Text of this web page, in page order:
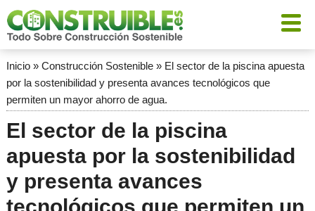
Inicio» Construcción Sostenible» El sector de la piscina apuesta
por la sostenibilidad y presenta avances tecnológicos que
permiten un mayor ahorro de agua.
El sector de la piscina
apuesta por la sostenibilidad
y presenta avances